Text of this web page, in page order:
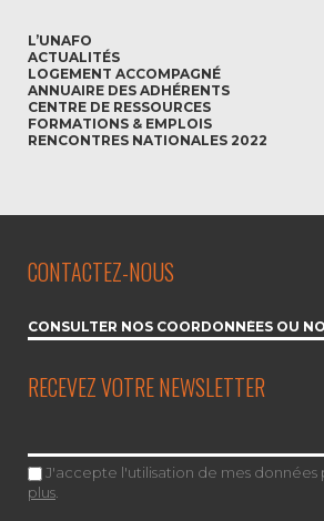
L’UNAFO
ACTUALITÉS
LOGEMENT ACCOMPAGNÉ
ANNUAIRE DES ADHÉRENTS
CENTRE DE RESSOURCES
FORMATIONS & EMPLOIS
RENCONTRES NATIONALES 2022
CONTACTEZ-NOUS
CONSULTER NOS COORDONNÉES OU
RECEVEZ VOTRE NEWSLETTER
J'accepte l'utilisation de mes données
plus